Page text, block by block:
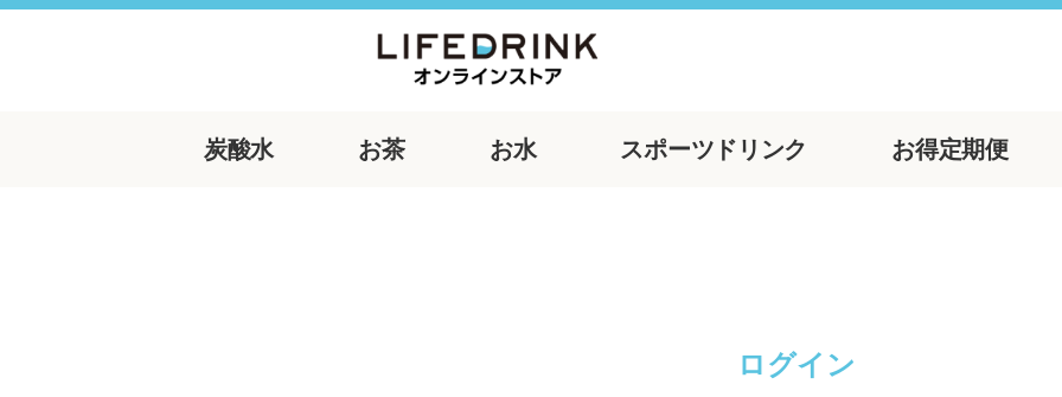
炭酸水 お茶 お水 スポーツ ドリンク お得定期便
ログイン